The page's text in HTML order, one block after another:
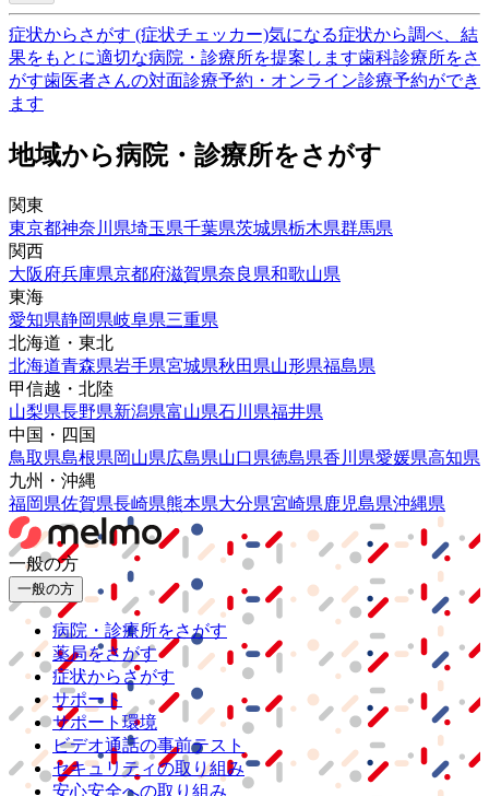
症状からさがす (症状チェッカー)気になる症状から調べ、結
果をもとに適切な病院・診療所を提案します歯科診療所をさ
がす歯医者さんの対面診療予約・オンライン診療予約ができ
ます
地域から病院・診療所をさがす
関東
東京都神奈川県埼玉県千葉県茨城県栃木県群馬県
関西
大阪府兵庫県京都府滋賀県奈良県和歌山県
東海
愛知県静岡県岐阜県三重県
北海道・東北
北海道青森県岩手県宮城県秋田県山形県福島県
甲信越・北陸
山梨県長野県新潟県富山県石川県福井県
中国・四国
鳥取県島根県岡山県広島県山口県徳島県香川県愛媛県高知県
九州・沖縄
福岡県佐賀県長崎県熊本県大分県宮崎県鹿児島県沖縄県
一般の方
一般の方
病院・診療所をさがす
薬局をさがす
症状からさがす
サポート
サポート環境
ビデオ通話の事前テスト
セキュリティの取り組み
安心安全への取り組み